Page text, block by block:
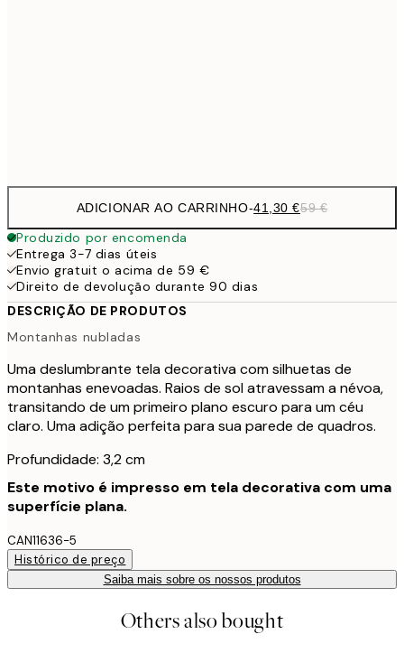
ADICIONAR AO CARRINHO-41,30 €59 €
Produzido por encomenda
Entrega 3-7 dias úteis
Envio gratuit o acima de 59 €
Direito de devolução durante 90 dias
DESCRIÇÃO DE PRODUTOS
Montanhas nubladas
Uma deslumbrante tela decorativa com silhuetas de
montanhas enevoadas. Raios de sol atravessam a névoa,
transitando de um primeiro plano escuro para um céu
claro. Uma adição perfeita para sua parede de quadros.
Profundidade: 3,2 cm
Este motivo é impresso em tela decorativa com uma
superfície plana.
CAN11636-5
Histórico de preço
Saiba mais sobre os nossos produtos
Others also bought